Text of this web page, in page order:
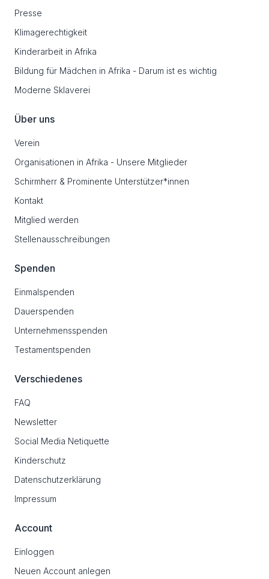
Presse
Klimagerechtigkeit
Kinderarbeit in Afrika
Bildung für Mädchen in Afrika - Darum ist es wichtig
Moderne Sklaverei
Über uns
Verein
Organisationen in Afrika - Unsere Mitglieder
Schirmherr & Prominente Unterstützer*innen
Kontakt
Mitglied werden
Stellenausschreibungen
Spenden
Einmalspenden
Dauerspenden
Unternehmensspenden
Testamentspenden
Verschiedenes
FAQ
Newsletter
Social Media Netiquette
Kinderschutz
Datenschutzerklärung
Impressum
Account
Einloggen
Neuen Account anlegen